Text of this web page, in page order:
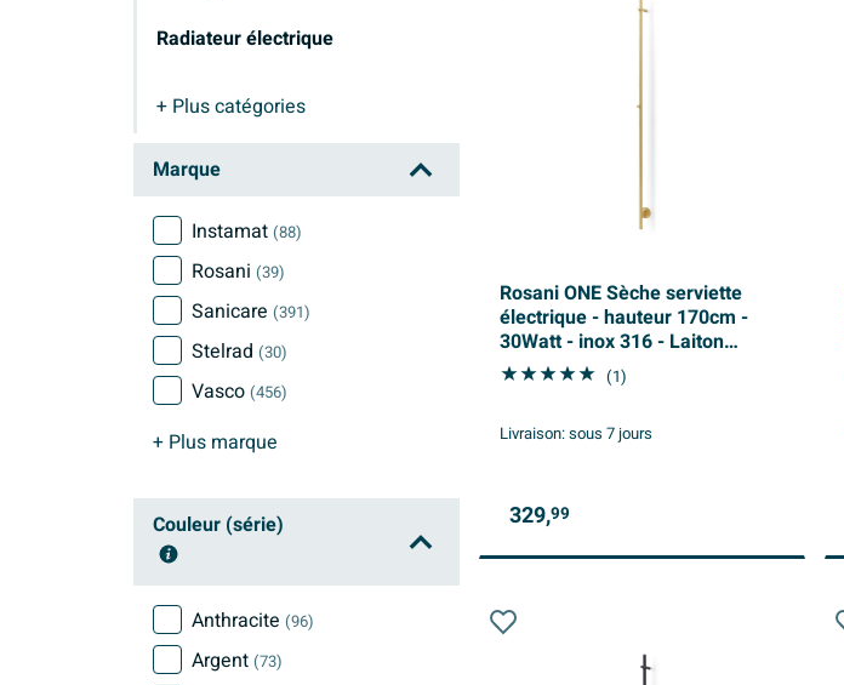
Radiateur électrique
+ Pluscatégories
Radiateur électrique
Marque
Instamat (88)
Rosani (39)
Sanicare (391)
Stelrad (30)
Vasco (456)
+ Plus marque
Couleur (série)
Anthracite (96)
Argent (73)
Rosani ONE Sèche serviette
électrique - hauteur 170cm -
30Watt - inox 316 - Laiton
brossé
(1)
Livraison:sous 7 jours
329,99